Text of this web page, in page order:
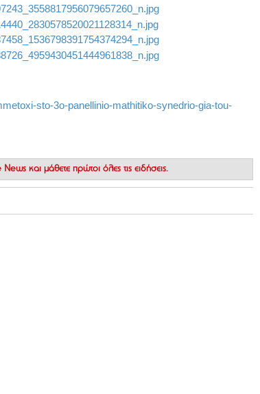
sto-3o-panellinio-mathitiko-synedrio-gia-tou-
News και μάθετε πρώτοι όλες τις ειδήσεις.